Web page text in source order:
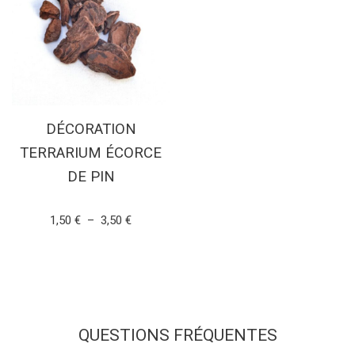
DÉCORATION
TERRARIUM ÉCORCE
DE PIN
Note
1,50 € – 3,50 €
QUESTIONS FRÉQUENTES